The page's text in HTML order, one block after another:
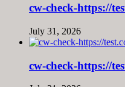
cw-check-https://
July 31, 2026
cw-check-https://